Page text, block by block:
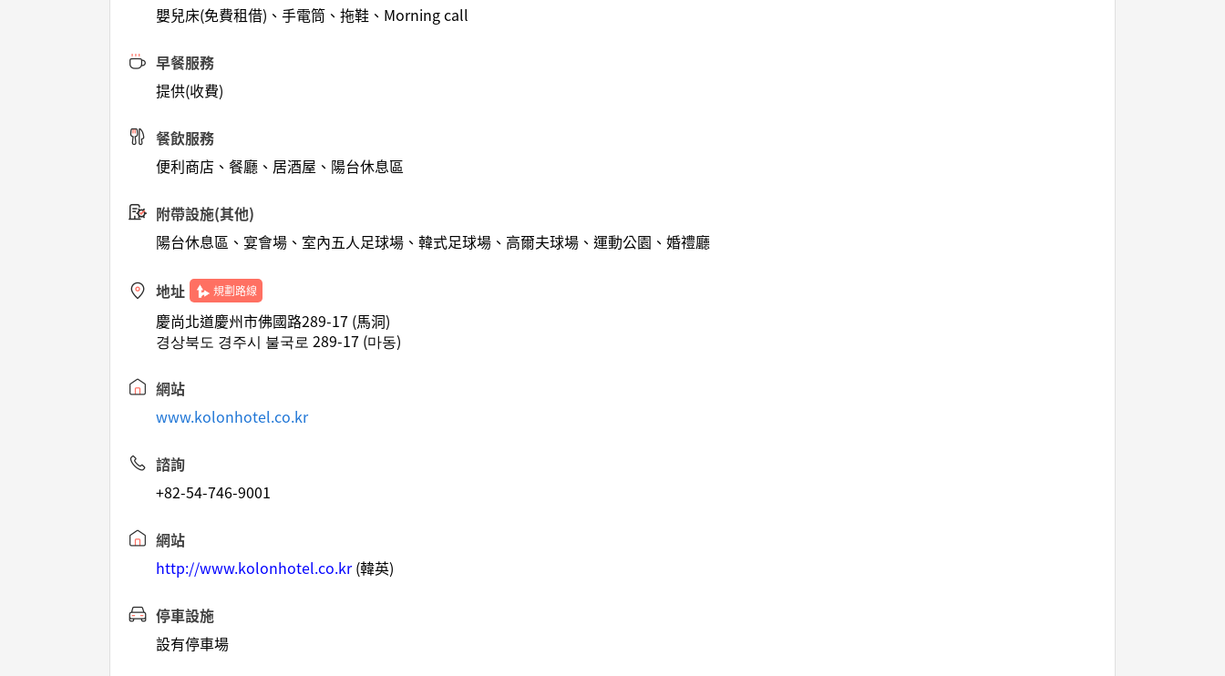
嬰兒床(免費租借)、手電筒、拖鞋、Morning call
早餐服務
提供(收費)
餐飲服務
便利商店、餐廳、居酒屋、陽台休息區
附帶設施(其他)
陽台休息區、宴會場、室內五人足球場、韓式足球場、高爾夫球場、運動公園、婚禮廳
地址 規劃路線
慶尚北道慶州市佛國路289-17 (馬洞)
경상북도 경주시 불국로 289-17 (마동)
網站
www.kolonhotel.co.kr
諮詢
+82-54-746-9001
網站
http://www.kolonhotel.co.kr(韓英)
停車設施
設有停車場